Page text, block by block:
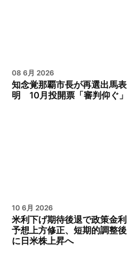
08 6月 2026
知念覚那覇市長が再選出馬表
明 10月投開票「審判仰ぐ」
10 6月 2026
米利下げ期待後退で政策金利
予想上方修正、短期的調整後
に日米株上昇へ